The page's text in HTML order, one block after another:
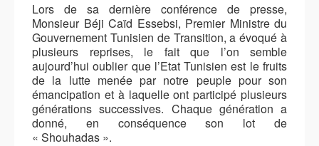
Lors de sa dernière conférence de presse,
Monsieur Béji Caïd Essebsi, Premier Ministre du
Gouvernement Tunisien de Transition, a évoqué à
plusieurs reprises, le fait que l’on semble
aujourd’hui oublier que l’Etat Tunisien est le fruits
de la lutte menée par notre peuple pour son
émancipation et à laquelle ont participé plusieurs
générations successives. Chaque génération a
donné, en conséquence son lot de
« Shouhadas ».